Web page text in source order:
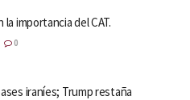
importancia del CAT.
0
iraníes; Trump restaña